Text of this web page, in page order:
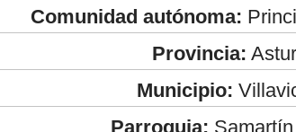
Comunidad autónoma:
Provincia:
Municipio:
Parroquia: